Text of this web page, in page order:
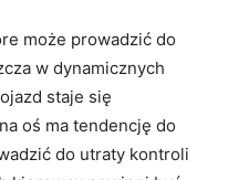
może prowadzić do​
w dynamicznych
staje się
oś ma tendencję do
do utraty kontroli